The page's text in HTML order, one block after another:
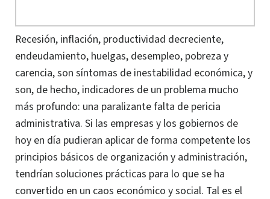
Recesión, inflación, productividad decreciente,
endeudamiento, huelgas, desempleo, pobreza y
carencia, son síntomas de inestabilidad económica, y
son, de hecho, indicadores de un problema mucho
más profundo: una paralizante falta de pericia
administrativa. Si las empresas y los gobiernos de
hoy en día pudieran aplicar de forma competente los
principios básicos de organización y administración,
tendrían soluciones prácticas para lo que se ha
convertido en un caos económico y social. Tal es el